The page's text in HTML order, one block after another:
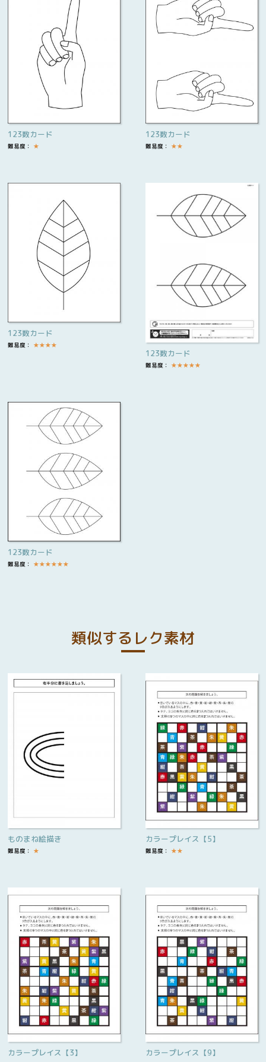
123数カード
難易度： ★
123数カード
難易度： ★★
123数カード
難易度： ★★★★
123数カード
難易度： ★★★★★
123数カード
難易度： ★★★★★★
類似するレク素材
ものまね絵描き
難易度： ★
カラープレイス【5】
難易度： ★★
カラープレイス【3】 カラープレイス【9】